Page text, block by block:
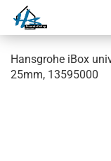
Hansgrohe iBox
25mm, 13595000